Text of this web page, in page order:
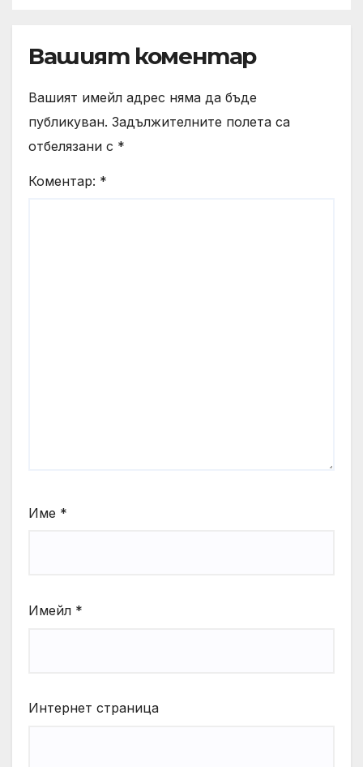
Вашият коментар
Вашият имейл адрес няма да бъде
публикуван. Задължителните полета са
отбелязани с *
Коментар: *
Име *
Имейл *
Интернет страница